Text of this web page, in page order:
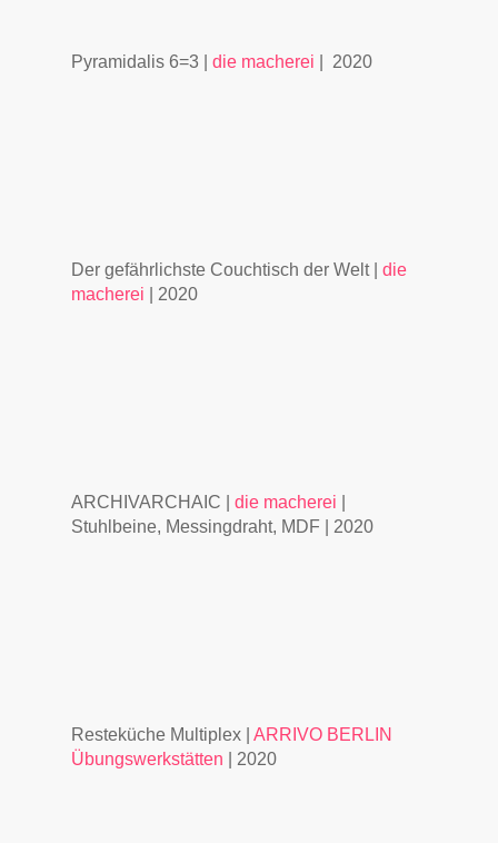
Pyramidalis 6=3 |die macherei | 2020
Der gefährlichste Couchtisch der Welt |die
macherei | 2020
ARCHIVARCHAIC |die macherei
Stuhlbeine, Messingdraht, MDF | 2020
Resteküche Multiplex |ARRIVO BERLIN
Übungswerkstätten | 2020